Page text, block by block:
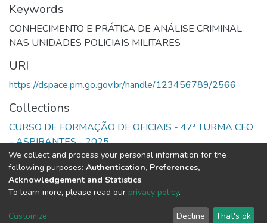
Keywords
CONHECIMENTO E PRÁTICA DE ANÁLISE CRIMINAL
NAS UNIDADES POLICIAIS MILITARES
URI
https://dspace.pm.go.gov.br/handle/123456789/2566
Collections
CURSO DE FORMAÇÃO DE OFICIAIS - 47ª TURMA CFO
– ASPIRANTES - 2025
Full item page
DSpace software copyright © 2002-2026
Cookie
End User
Send
We collect and process your personal information for the
following purposes: Authentication, Preferences,
Acknowledgement and Statistics.
To learn more, please read our privacy policy.
Customize Decline That's ok